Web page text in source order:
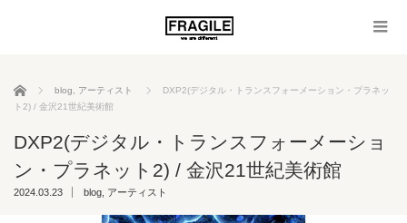
ホーム blog アーティスト
DXP2(デジタル・トランスフォーメーション・プラネッ
ト2) / 金沢21世紀美術館
DXP2(デジタル・トランスフォーメーショ
ン・プラネット2) / 金沢21世紀美術館
2024.03.23 blog アーティスト